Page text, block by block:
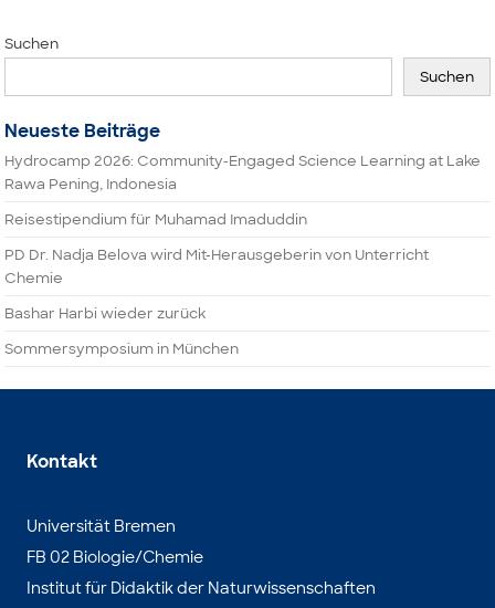
Suchen
Suchen
Neueste Beiträge
Hydrocamp 2026: Community-Engaged Science Learning at Lake
Rawa Pening, Indonesia
Reisestipendium für Muhamad Imaduddin
PD Dr. Nadja Belova wird Mit-Herausgeberin von Unterricht
Chemie
Bashar Harbi wieder zurück
Sommersymposium in München
Kontakt
Universität Bremen
FB 02 Biologie/Chemie
Institut für Didaktik der Naturwissenschaften